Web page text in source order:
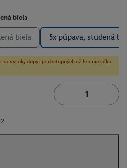
biela
biela 5x púpava, studená
na vysoký dopyt je dostupných už len niekoľko